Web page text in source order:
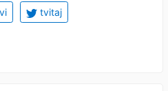
tvitaj